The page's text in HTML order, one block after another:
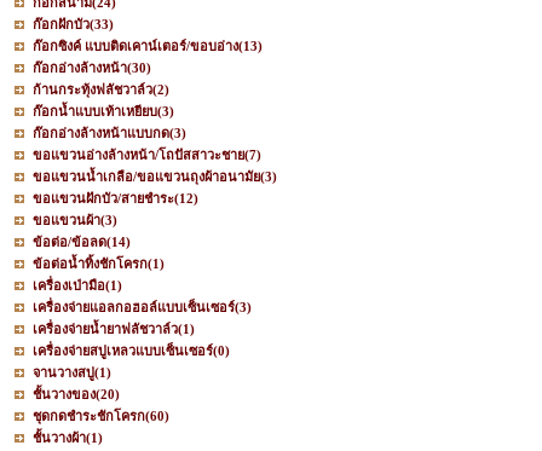
ก๊อกฝักบัว(33)
ก๊อกซิงค์ แบบติดเคาน์เตอร์/ขอบอ่าง(13)
ก๊อกอ่างล้างหน้า(30)
ก้านกระทุ้งฟลัชวาล์ว(2)
ก๊อกน้ำแบบเท้าเหยียบ(3)
ก๊อกอ่างล้างหน้าแบบกด(3)
ขอแขวนอ่างล้างหน้า/โถปัสสาวะชาย(7)
ขอแขวนน้ำเกลือ/ขอแขวนถุงผ้าอนามัย(3)
ขอแขวนฝักบัว/สายชำระ(12)
ขอแขวนผ้า(3)
ข้อต่อ/ข้อลด(14)
ข้อต่อน้ำทิ้งชักโครก(1)
เครื่องเป่ามือ(1)
เครื่องจ่ายแอลกอฮอล์แบบเซ็นเซอร์(3)
เครื่องจ่ายน้ำยาฟลัชวาล์ว(1)
เครื่องจ่ายสบู่เหลวแบบเซ็นเซอร์(0)
จานวางสบู่(1)
ชั้นวางของ(20)
ชุดกดชำระชักโครก(60)
ชั้นวางผ้า(1)